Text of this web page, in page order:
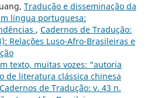
Tradução e disseminação da
língua portuguesa:
, Cadernos de Tradução:
Relações Luso-Afro-Brasileiras e
texto, muitas vozes: “autoria
de literatura clássica chinesa
Cadernos de Tradução: v. 43 n.